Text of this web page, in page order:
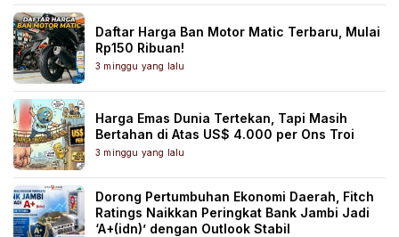
Daftar Harga Ban Motor Matic Terbaru, Mulai
Rp150 Ribuan!
3 minggu yang lalu
Harga Emas Dunia Tertekan, Tapi Masih
Bertahan di Atas US$ 4.000 per Ons Troi
3 minggu yang lalu
Dorong Pertumbuhan Ekonomi Daerah, Fitch
Ratings Naikkan Peringkat Bank Jambi Jadi
‘A+(idn)’ dengan Outlook Stabil